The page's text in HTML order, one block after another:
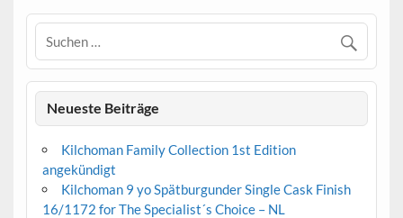
Neueste Beiträge
Kilchoman Family Collection 1st Edition
angekündigt
Kilchoman 9 yo Spätburgunder Single Cask Finish
16/1172 for The Specialist´s Choice – NL